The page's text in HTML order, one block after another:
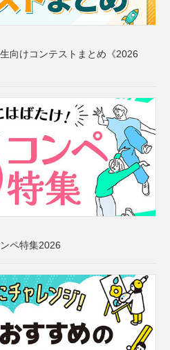
向けコンテストまとめ《2026
ペ特集2026